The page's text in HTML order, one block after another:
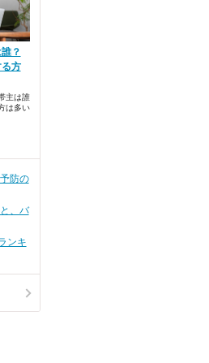
？
方
主は誰
は多い
防の
、バ
ンキ